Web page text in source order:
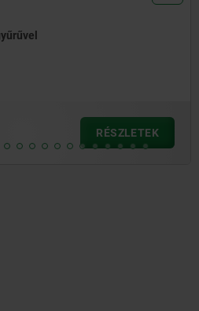
állítható, O-gyűrűvel és cserélhető
RÉSZLETEK